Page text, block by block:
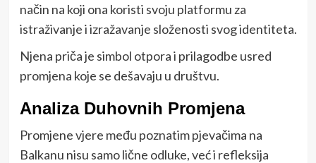
način na koji ona koristi svoju platformu za
istraživanje i izražavanje složenosti svog identiteta.
Njena priča je simbol otpora i prilagodbe usred
promjena koje se dešavaju u društvu.
Analiza Duhovnih Promjena
Promjene vjere među poznatim pjevačima na
Balkanu nisu samo lične odluke, već i refleksija